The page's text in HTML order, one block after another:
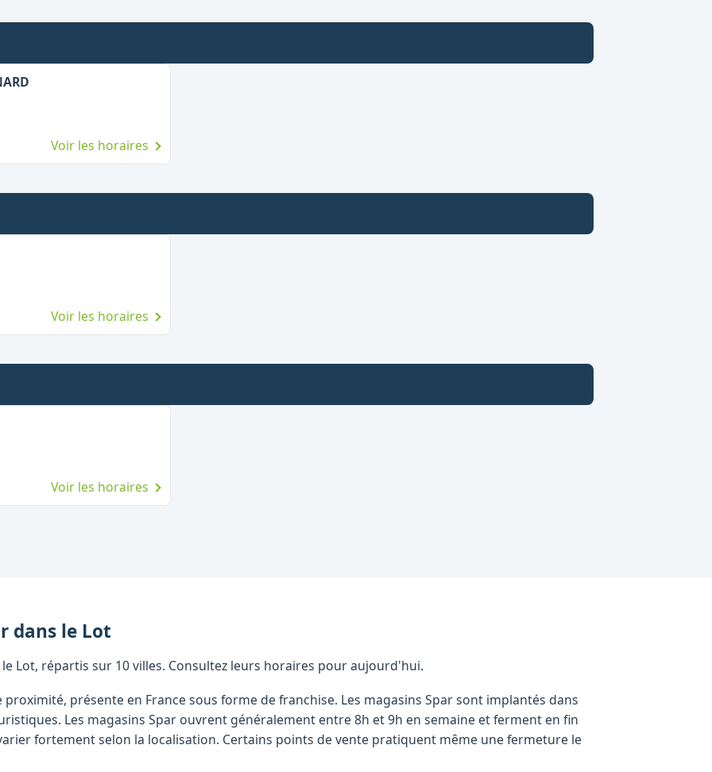
Voir les horaires
Voir les horaires
Voir les horaires
dans le Lot
Lot, répartis sur 10 villes. Consultez leurs horaires pour aujourd'hui.
présente en France sous forme de franchise. Les magasins Spar sont implantés dans
Les magasins Spar ouvrent généralement entre 8h et 9h en semaine et ferment en fin
fortement selon la localisation. Certains points de vente pratiquent même une fermeture le